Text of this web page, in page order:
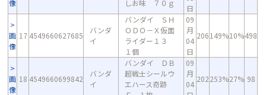
像
しお味 ７０ｇ
日
画
像
17 4549660627685
バンダ
イ
バンダイ ＳＨ
ＯＤＯ－Ｘ仮面
ライダー１３
１個
09
月
04
日
206149%10%498
画
像
18 4549660699842
バンダ
イ
バンダイ ＤＢ
超戦士シールウ
エハース奇跡
09
月
04
202253%27% 98